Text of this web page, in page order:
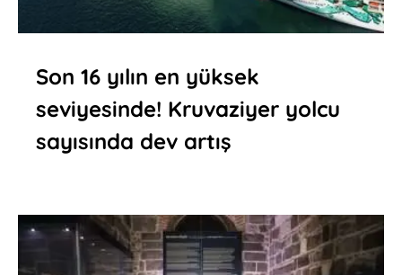
Son 16 yılın en yüksek
seviyesinde! Kruvaziyer yolcu
sayısında dev artış